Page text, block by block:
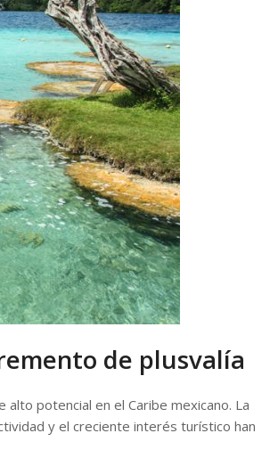
de plusvalía
potencial en el Caribe mexicano. La
y el creciente interés turístico han